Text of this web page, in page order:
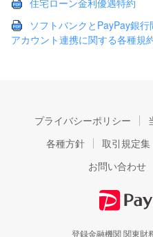
住宅ローン金利優遇特約
ソフトバンクとPayPay銀
アカウント連携に関する各種規
プライバシーポリシー
各種方針
取引規定集
お問い合わせ
登録金融機関 関東財